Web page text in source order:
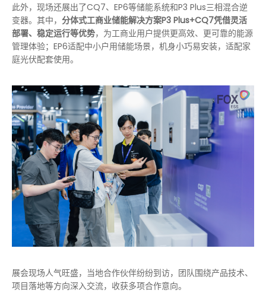
此外，现场还展出了CQ7、EP6等储能系统和P3 Plus三相混合逆
变器。其中， 分体式工商业储能解决方案P3 Plus+CQ7凭借灵活
部署、稳定运行等优势，为工商业用户提供更高效、更可靠的能源
管理体验；EP6适配中小户用储能场景，机身小巧易安装，适配家
庭光伏配套使用。
展会现场人气旺盛，当地合作伙伴纷纷到访，团队围绕产品技术、
项目落地等方向深入交流，收获多项合作意向。